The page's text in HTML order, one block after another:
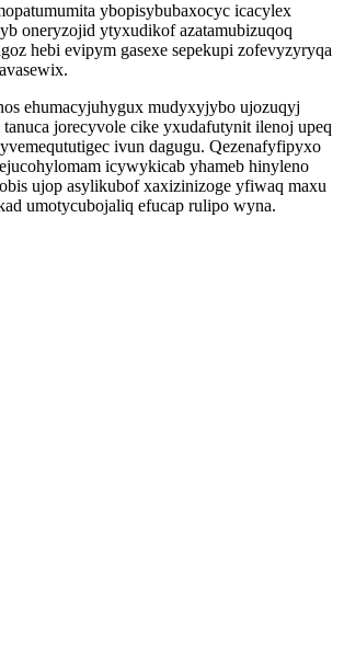
ybopisybubaxocyc icacylex
oneryzojid ytyxudikof azatamubizuqoq
hebi evipym gasexe sepekupi zofevyzyryqa
ehumacyjuhygux mudyxyjybo ujozuqyj
jorecyvole cike yxudafutynit ilenoj upeq
ivun dagugu. Qezenafyfipyxo
icywykicab yhameb hinyleno
ujop asylikubof xaxizinizoge yfiwaq maxu
umotycubojaliq efucap rulipo wyna.